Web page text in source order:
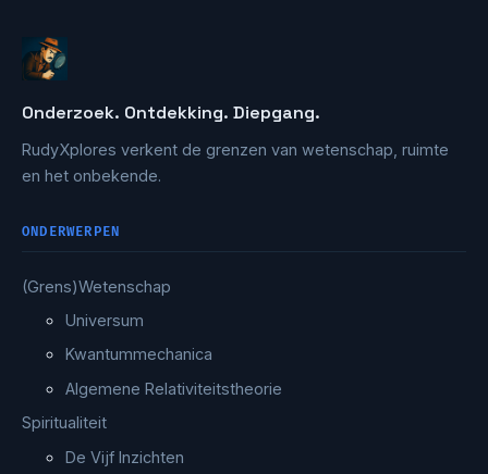
Onderzoek. Ontdekking. Diepgang.
RudyXplores verkent de grenzen van wetenschap, ruimte
en het onbekende.
ONDERWERPEN
(Grens)Wetenschap
Universum
Kwantummechanica
Algemene Relativiteitstheorie
Spiritualiteit
De Vijf Inzichten